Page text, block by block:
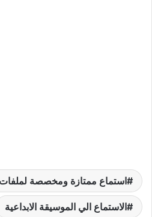
استماع ممتازة ومخصصة
الاستماع الي الموسيقة الابداعية